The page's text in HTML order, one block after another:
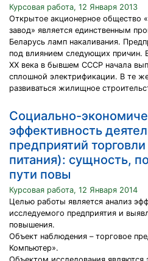
Курсовая работа, 12 Января 2013
Открытое акционерное общество
завод» является единственным
Беларусь ламп накаливания.
под влиянием следующих причин.
XX века в бывшем СССР начала
сплошной электрификации. В те
развиваться жилищное
Социально-
эффективность
предприятий
питания): сущность,
пути повы
Курсовая работа, 12 Января 2014
Целью работы является анализ
исследуемого предприятия и
повышения.
Объект наблюдения – торговое
Компьютер».